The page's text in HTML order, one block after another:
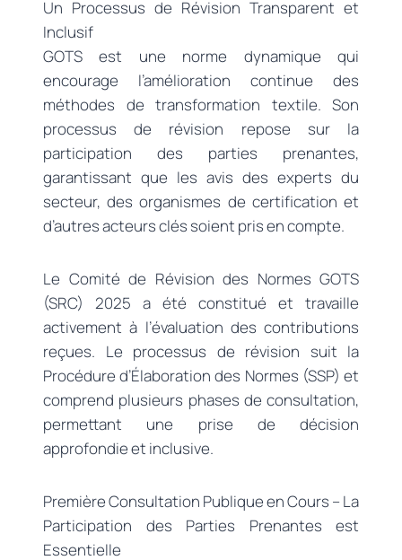
Un Processus de Révision Transparent et
Inclusif
GOTS est une norme dynamique qui
encourage l’amélioration continue des
méthodes de transformation textile. Son
processus de révision repose sur la
participation des parties prenantes,
garantissant que les avis des experts du
secteur, des organismes de certification et
d’autres acteurs clés soient pris en compte.
Le Comité de Révision des Normes GOTS
(SRC) 2025 a été constitué et travaille
activement à l’évaluation des contributions
reçues. Le processus de révision suit la
Procédure d’Élaboration des Normes (SSP) et
comprend plusieurs phases de consultation,
permettant une prise de décision
approfondie et inclusive.
Première Consultation Publique en Cours – La
Participation des Parties Prenantes est
Essentielle